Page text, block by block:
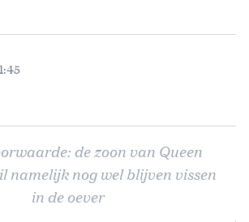
de zoon van Queen
namelijk nog wel blijven vissen
in de oever